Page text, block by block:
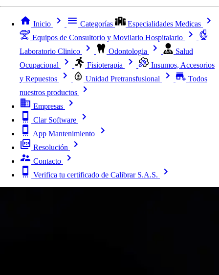
Inicio Categorías
Especialidades Medicas
Equipos de Consultorio y Movilario Hospitalario
Laboratorio Clinico
Odontologia
Salud
Ocupacional
Fisioterapia
Insumos, Accesorios
y Repuestos
Unidad Pretransfusional
Todos
nuestros productos
Empresas
Clar Software
App Mantenimiento
Resolución
Contacto
Verifica tu certificado de Calibrar S.A.S.